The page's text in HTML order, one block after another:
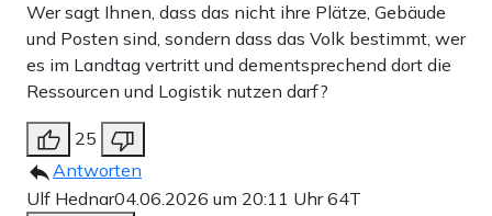
Wer sagt Ihnen, dass das nicht ihre Plätze, Gebäude
und Posten sind, sondern dass das Volk bestimmt, wer
es im Landtag vertritt und dementsprechend dort die
Ressourcen und Logistik nutzen darf?
25
Antworten
Ulf Hednar04.06.2026 um 20:11 Uhr64T